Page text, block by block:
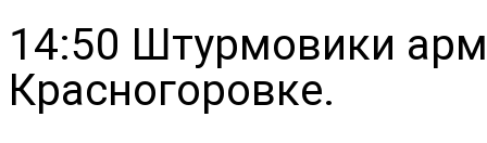
14:50 Штурмовики
Красногоровке.